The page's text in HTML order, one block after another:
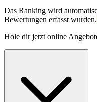
Das Ranking wird
Bewertungen erfasst wurden.
Hole dirjetzt online